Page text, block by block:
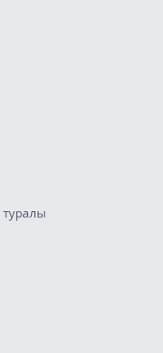
туралы